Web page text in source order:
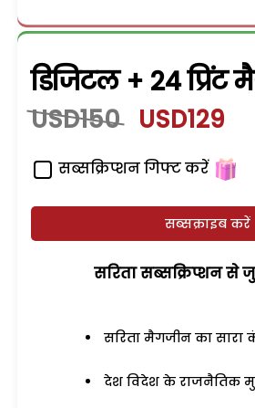
डिजिटल + 24 प्रिंट
USD150 USD129
सब्सक्रिप्शन गिफ्ट करें
सब्सक्राइब करें
सरिता सब्सक्रिप्शन से
सरिता मैगजीन का सारा
देश विदेश के राजनैतिक